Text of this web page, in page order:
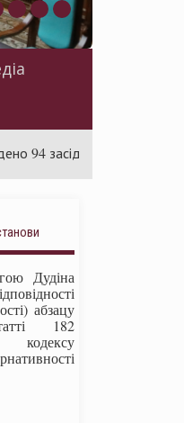
та ухвалено 85
Дудіна
абзацу
182
кодексу